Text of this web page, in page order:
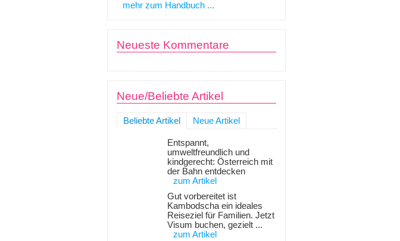
mehr zum Handbuch ...
Neueste Kommentare
Neue/Beliebte Artikel
Beliebte Artikel Neue Artikel
Entspannt,
umweltfreundlich und
kindgerecht: Österreich mit
der Bahn entdecken
zum Artikel
Gut vorbereitet ist
Kambodscha ein ideales
Reiseziel für Familien. Jetzt
Visum buchen, gezielt ...
zum Artikel